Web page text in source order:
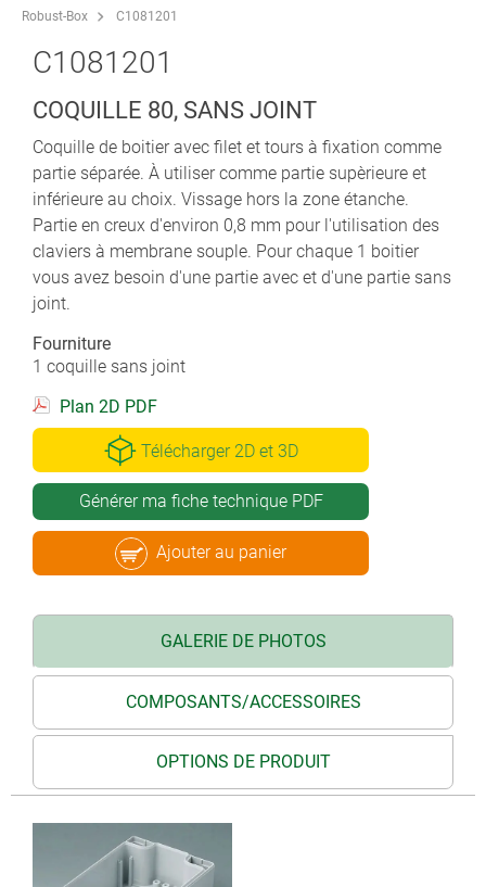
Robust-Box
C1081201
C1081201
COQUILLE 80, SANS JOINT
Coquille de boitier avec filet et tours à fixation comme
partie séparée. À utiliser comme partie supèrieure et
inférieure au choix. Vissage hors la zone étanche.
Partie en creux d'environ 0,8 mm pour l'utilisation des
claviers à membrane souple. Pour chaque 1 boitier
vous avez besoin d'une partie avec et d'une partie sans
joint.
Fourniture
1 coquille sans joint
Plan 2D PDF
Télécharger 2D et 3D
Générer ma fiche technique PDF
Ajouter au panier
GALERIE DE PHOTOS
COMPOSANTS/ACCESSOIRES
OPTIONS DE PRODUIT